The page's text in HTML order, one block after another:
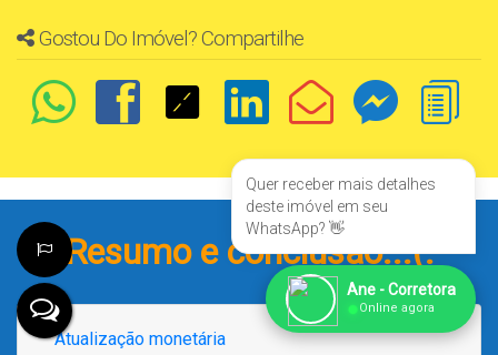
Gostou Do Imóvel? Compartilhe
Resumo e conclusão...(:
Atualização monetária
Quer receber mais detalhes
deste imóvel em seu
WhatsApp? 👋
Ane - Corretora
●Online agora